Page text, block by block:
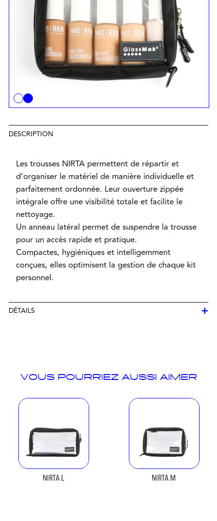
DESCRIPTION
Les trousses NIRTA permettent de répartir et
d’organiser le matériel de manière individuelle et
parfaitement ordonnée. Leur ouverture zippée
intégrale offre une visibilité totale et facilite le
nettoyage.
Un anneau latéral permet de suspendre la trousse
pour un accès rapide et pratique.
Compactes, hygiéniques et intelligemment
conçues, elles optimisent la gestion de chaque kit
personnel.
DÉTAILS +
VOUS POURRIEZ AUSSI AIMER
NIRTA L NIRTA M